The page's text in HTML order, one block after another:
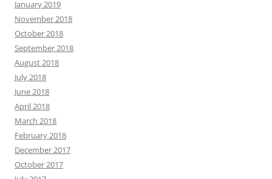
January 2019
November 2018
October 2018
September 2018
August 2018
July 2018
June 2018
April 2018
March 2018
February 2018
December 2017
October 2017